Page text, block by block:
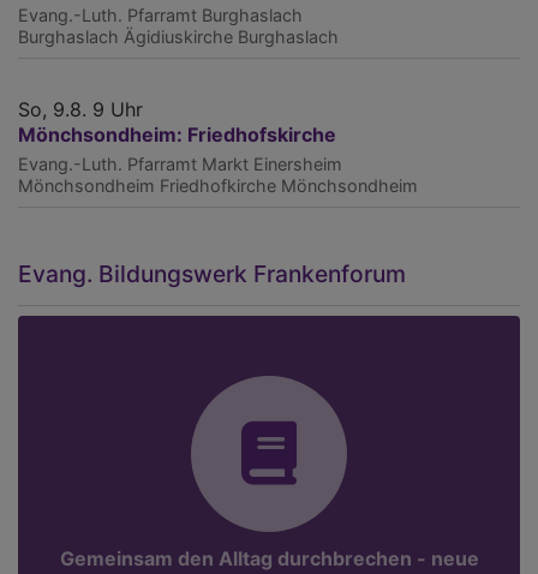
Evang.-Luth. Pfarramt Burghaslach
Burghaslach Ägidiuskirche Burghaslach
So, 9.8. 9 Uhr
Mönchsondheim: Friedhofskirche
Evang.-Luth. Pfarramt Markt Einersheim
Mönchsondheim Friedhofkirche Mönchsondheim
Evang. Bildungswerk Frankenforum
Gemeinsam den Alltag durchbrechen - neue